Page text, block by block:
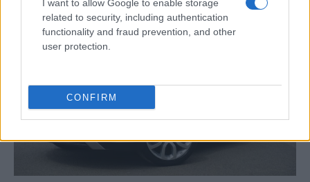
I want to allow Google to enable storage
related to security, including authentication
functionality and fraud prevention, and other
user protection.
CONFIRM